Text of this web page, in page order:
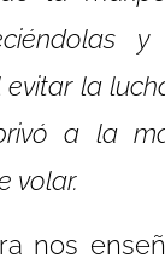
y
la
a la
volar.
nos